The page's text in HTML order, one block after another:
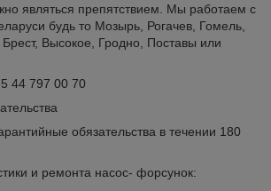
являться препятствием. Мы работаем с
будь то Мозырь, Рогачев, Гомель,
Высокое, Гродно, Поставы или
44 797 00 70
обязательства в течении 180
и ремонта насос- форсунок: